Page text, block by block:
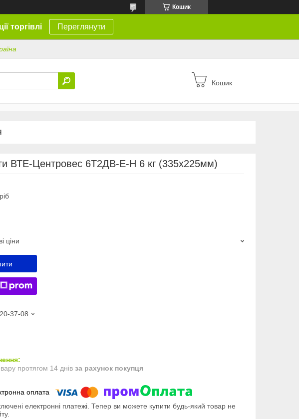
Кошик
торгівлі Переглянути
Кошик
ВТЕ-Центровес 6Т2ДВ-Е-Н 6 кг (335х225мм)
ціни
37-08
протягом 14 днів за рахунок покупця
електронні платежі. Тепер ви можете купити будь-який товар не